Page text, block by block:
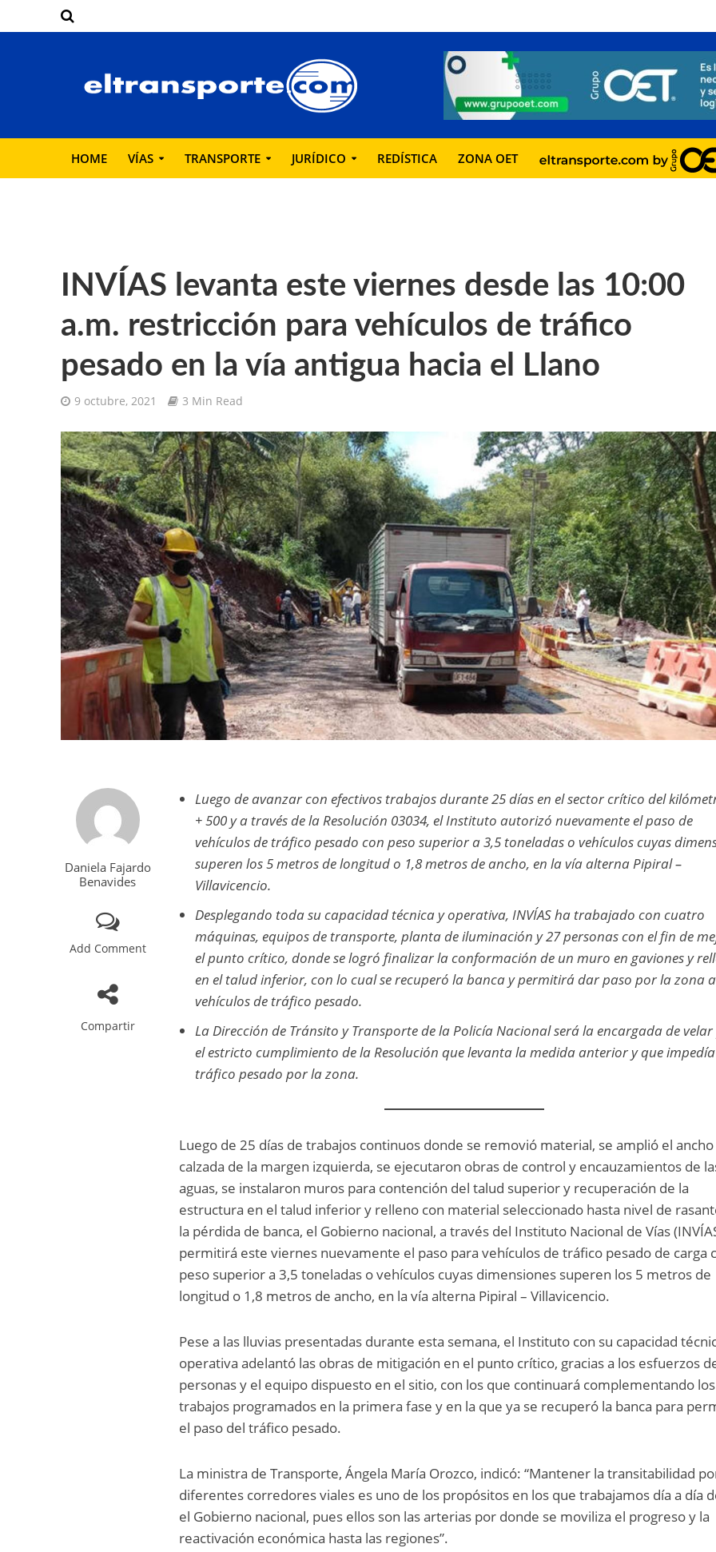
HOME VÍAS TRANSPORTE JURÍDICO REDÍSTICA ZONA OET
INVÍAS levanta este viernes desde las 10:00
a.m. restricción para vehículos de tráfico
pesado en la vía antigua hacia el Llano
9 octubre, 2021 3 Min Read
Daniela Fajardo
Benavides
Add Comment
Compartir
Luego de avanzar con efectivos trabajos durante 25 días en el sector crítico del
+ 500 y a través de la Resolución 03034, el Instituto autorizó nuevamente el paso de
vehículos de tráfico pesado con peso superior a 3,5 toneladas o vehículos cuyas
superen los 5 metros de longitud o 1,8 metros de ancho, en la vía alterna Pipiral –
Villavicencio.
Desplegando toda su capacidad técnica y operativa, INVÍAS ha trabajado con cuatro
máquinas, equipos de transporte, planta de iluminación y 27 personas con el fin de
el punto crítico, donde se logró finalizar la conformación de un muro en gaviones y
en el talud inferior, con lo cual se recuperó la banca y permitirá dar paso por la zona a
vehículos de tráfico pesado.
La Dirección de Tránsito y Transporte de la Policía Nacional será la encargada de
el estricto cumplimiento de la Resolución que levanta la medida anterior y que
tráfico pesado por la zona.
Luego de 25 días de trabajos continuos donde se removió material, se amplió el
calzada de la margen izquierda, se ejecutaron obras de control y encauzamientos de
aguas, se instalaron muros para contención del talud superior y recuperación de la
estructura en el talud inferior y relleno con material seleccionado hasta nivel de
la pérdida de banca, el Gobierno nacional, a través del Instituto Nacional de Vías
permitirá este viernes nuevamente el paso para vehículos de tráfico pesado de carga
peso superior a 3,5 toneladas o vehículos cuyas dimensiones superen los 5 metros de
longitud o 1,8 metros de ancho, en la vía alterna Pipiral – Villavicencio.
Pese a las lluvias presentadas durante esta semana, el Instituto con su capacidad
operativa adelantó las obras de mitigación en el punto crítico, gracias a los esfuerzos
personas y el equipo dispuesto en el sitio, con los que continuará complementando los
trabajos programados en la primera fase y en la que ya se recuperó la banca para
el paso del tráfico pesado.
La ministra de Transporte, Ángela María Orozco, indicó: “Mantener la transitabilidad
diferentes corredores viales es uno de los propósitos en los que trabajamos día a día
el Gobierno nacional, pues ellos son las arterias por donde se moviliza el progreso y la
reactivación económica hasta las regiones”.